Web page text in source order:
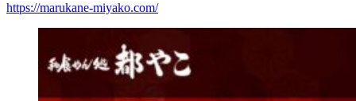
https://marukane-miyako.com/